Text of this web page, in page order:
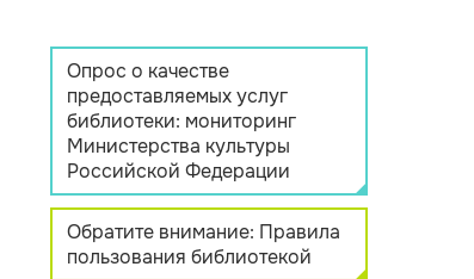
Опрос о качестве
предоставляемых услуг
библиотеки: мониторинг
Министерства культуры
Российской Федерации
Обратите внимание: Правила
пользования библиотекой